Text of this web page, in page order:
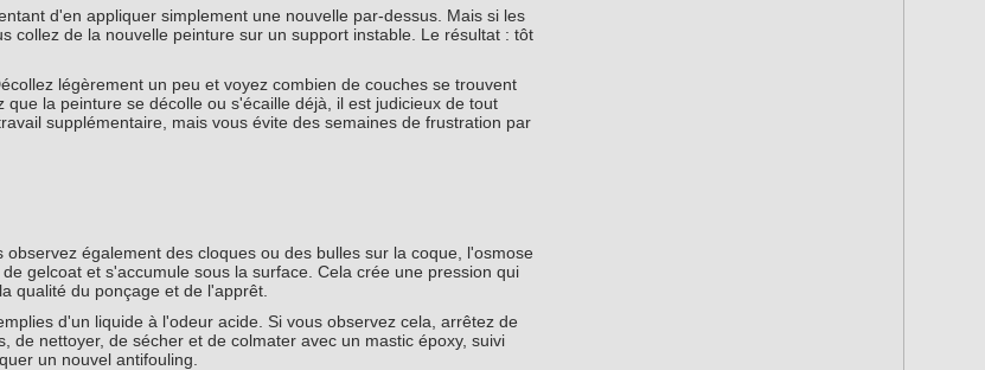
d'en appliquer simplement une nouvelle par-dessus. Mais si les
collez de la nouvelle peinture sur un support instable. Le résultat : tôt
légèrement un peu et voyez combien de couches se trouvent
la peinture se décolle ou s'écaille déjà, il est judicieux de tout
supplémentaire, mais vous évite des semaines de frustration par
également des cloques ou des bulles sur la coque, l'osmose
gelcoat et s'accumule sous la surface. Cela crée une pression qui
qualité du ponçage et de l'apprêt.
d'un liquide à l'odeur acide. Si vous observez cela, arrêtez de
nettoyer, de sécher et de colmater avec un mastic époxy, suivi
un nouvel antifouling.